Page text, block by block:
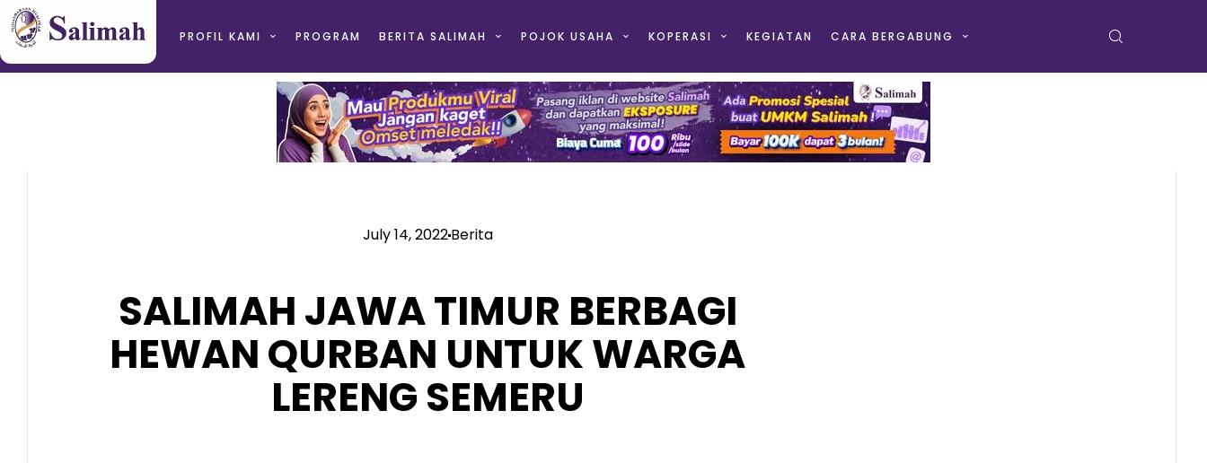
PROFIL KAMI PROGRAM BERITA SALIMAH POJOK USAHA KOPERASI KEGIATAN CARA BERGABUNG
July 14, 2022Berita
SALIMAH JAWA TIMUR BERBAGI
HEWAN QURBAN UNTUK WARGA
LERENG SEMERU